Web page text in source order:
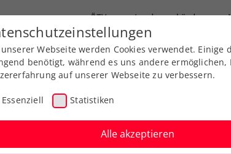
ÖTV Landesverbände
Ausbildung Services Über uns
Webseite werden Cookies verwendet. Einige
benötigt, während es uns andere ermöglichen,
auf unserer Webseite zu verbessern.
Essenziell Statistiken
Alle akzeptieren